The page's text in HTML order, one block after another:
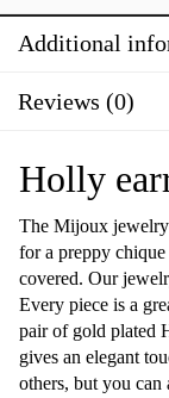
Additional
Reviews (0)
Holly
The Mijoux jewelry
for a preppy
covered. Our
Every piece is a
pair of gold plated
gives an elegant
others, but you can